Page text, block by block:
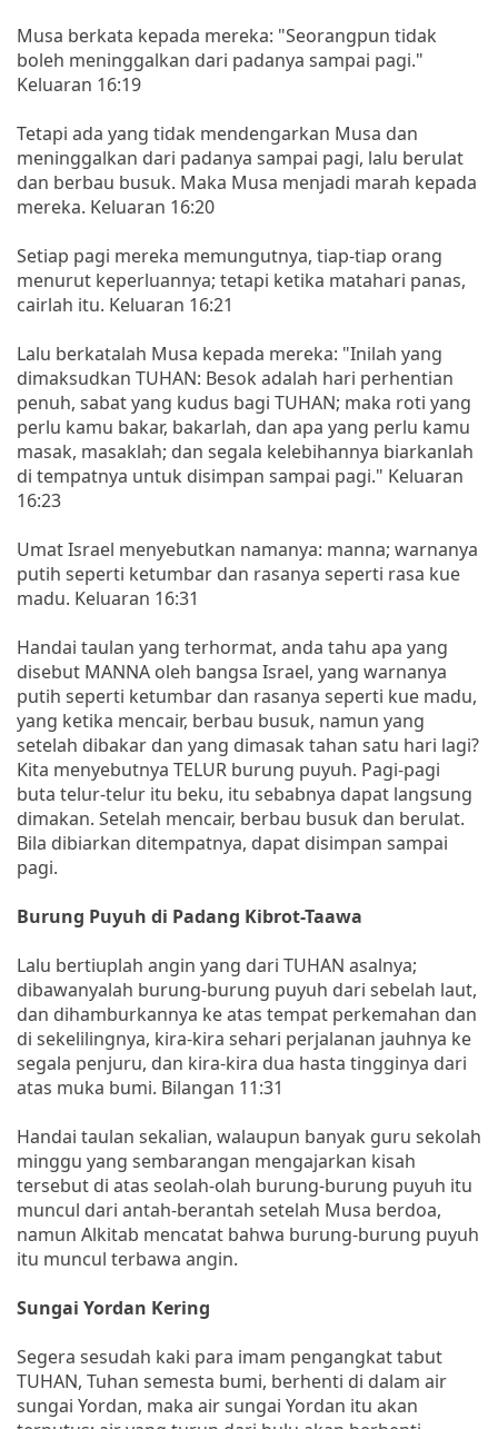
Musa berkata kepada mereka: "Seorangpun tidak
boleh meninggalkan dari padanya sampai pagi."
Keluaran 16:19
Tetapi ada yang tidak mendengarkan Musa dan
meninggalkan dari padanya sampai pagi, lalu berulat
dan berbau busuk. Maka Musa menjadi marah kepada
mereka. Keluaran 16:20
Setiap pagi mereka memungutnya, tiap-tiap orang
menurut keperluannya; tetapi ketika matahari panas,
cairlah itu. Keluaran 16:21
Lalu berkatalah Musa kepada mereka: "Inilah yang
dimaksudkan TUHAN: Besok adalah hari perhentian
penuh, sabat yang kudus bagi TUHAN; maka roti yang
perlu kamu bakar, bakarlah, dan apa yang perlu kamu
masak, masaklah; dan segala kelebihannya biarkanlah
di tempatnya untuk disimpan sampai pagi." Keluaran
16:23
Umat Israel menyebutkan namanya: manna; warnanya
putih seperti ketumbar dan rasanya seperti rasa kue
madu. Keluaran 16:31
Handai taulan yang terhormat, anda tahu apa yang
disebut MANNA oleh bangsa Israel, yang warnanya
putih seperti ketumbar dan rasanya seperti kue madu,
yang ketika mencair, berbau busuk, namun yang
setelah dibakar dan yang dimasak tahan satu hari lagi?
Kita menyebutnya TELUR burung puyuh. Pagi-pagi
buta telur-telur itu beku, itu sebabnya dapat langsung
dimakan. Setelah mencair, berbau busuk dan berulat.
Bila dibiarkan ditempatnya, dapat disimpan sampai
pagi.
Burung Puyuh di Padang Kibrot-Taawa
Lalu bertiuplah angin yang dari TUHAN asalnya;
dibawanyalah burung-burung puyuh dari sebelah laut,
dan dihamburkannya ke atas tempat perkemahan dan
di sekelilingnya, kira-kira sehari perjalanan jauhnya ke
segala penjuru, dan kira-kira dua hasta tingginya dari
atas muka bumi. Bilangan 11:31
Handai taulan sekalian, walaupun banyak guru sekolah
minggu yang sembarangan mengajarkan kisah
tersebut di atas seolah-olah burung-burung puyuh itu
muncul dari antah-berantah setelah Musa berdoa,
namun Alkitab mencatat bahwa burung-burung puyuh
itu muncul terbawa angin.
Sungai Yordan Kering
Segera sesudah kaki para imam pengangkat tabut
TUHAN, Tuhan semesta bumi, berhenti di dalam air
sungai Yordan, maka air sungai Yordan itu akan